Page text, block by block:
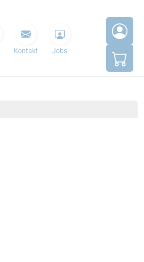
Kontakt Jobs